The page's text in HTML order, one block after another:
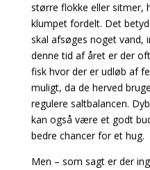
større flokke eller sitmer,
klumpet fordelt. Det
skal afsøges noget vand,
denne tid af året er der
fisk hvor der er udløb af
muligt, da de herved
regulere saltbalancen.
kan også være et godt
bedre chancer for et hug.
Men – som sagt er der